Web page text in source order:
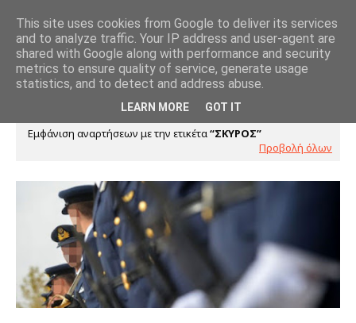
Εμφάνιση αναρτήσεων με την ετικέτα ΣΚΥΡΟΣ
Προβολή όλων
This site uses cookies from Google to deliver its services
and to analyze traffic. Your IP address and user-agent are
shared with Google along with performance and security
metrics to ensure quality of service, generate usage
statistics, and to detect and address abuse.
LEARN MORE GOT IT